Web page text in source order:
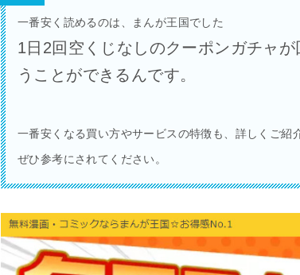
一番安く読めるのは、まんが王国でした
1日2回空くじなしのクーポンガチャ
うことができるんです。
一番安くなる買い方やサービスの特徴も、詳しくご紹
ぜひ参考にされてください。